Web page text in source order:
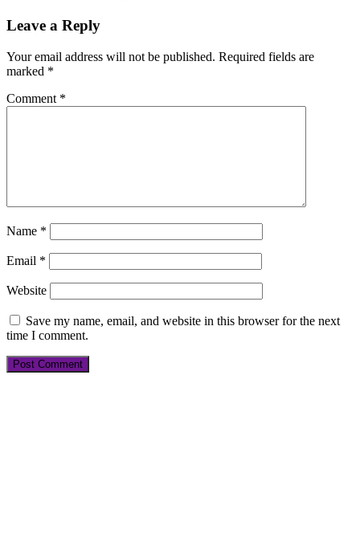
Leave a Reply
Your email address will not be published. Required fields are
marked *
Comment *
Name *
Email *
Website
Save my name, email, and website in this browser for the next
time I comment.